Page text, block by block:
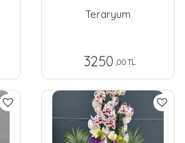
Teraryum
3250 ,00 TL